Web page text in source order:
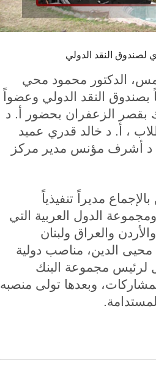
لصندوق النقد الدولي
الدكتور محمود محي
بصندوق النقد الدولي وعضواً
بقصر الزعفران بحضور أ. د
، أ. د خالد قدري عميد
د أشرف مؤنس مدير مركز
مديراً تنفيذياً
الدول العربية التي
والعراق ولبنان
محيى الدين، مناصب دولية
لرئيس مجموعة البنك
وبعدها تولى منصبه